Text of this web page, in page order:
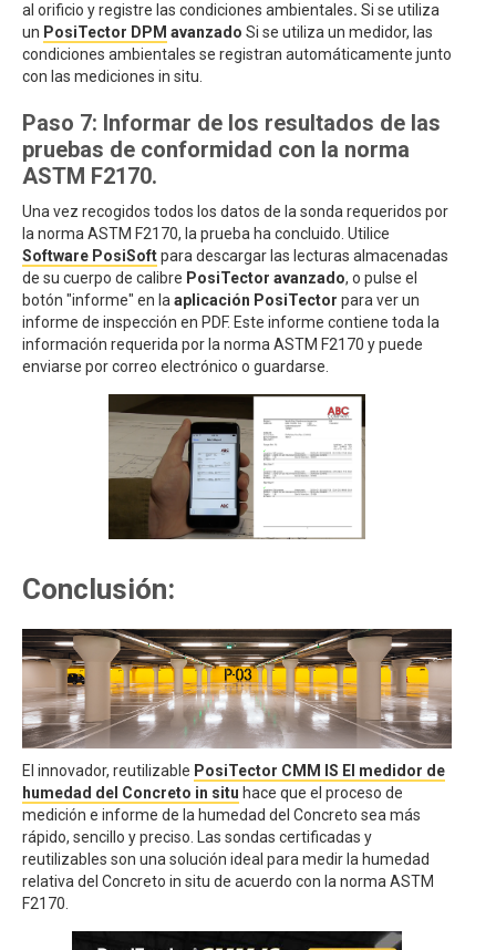
al orificio y registre las condiciones ambientales. Si se utiliza
un PosiTector DPM avanzado Si se utiliza un medidor, las
condiciones ambientales se registran automáticamente junto
con las mediciones in situ.
Paso 7: Informar de los resultados de las
pruebas de conformidad con la norma
ASTM F2170.
Una vez recogidos todos los datos de la sonda requeridos por
la norma ASTM F2170, la prueba ha concluido. Utilice
Software PosiSoftpara descargar las lecturas almacenadas
de su cuerpo de calibre PosiTector avanzado, o pulse el
botón "informe" en laaplicación PosiTector para ver un
informe de inspección en PDF. Este informe contiene toda la
información requerida por la norma ASTM F2170 y puede
enviarse por correo electrónico o guardarse.
Conclusión:
El innovador, reutilizable PosiTector CMM IS El medidor de
humedad del Concreto in situ hace que el proceso de
medición e informe de la humedad del Concreto sea más
rápido, sencillo y preciso. Las sondas certificadas y
reutilizables son una solución ideal para medir la humedad
relativa del Concreto in situ de acuerdo con la norma ASTM
F2170.